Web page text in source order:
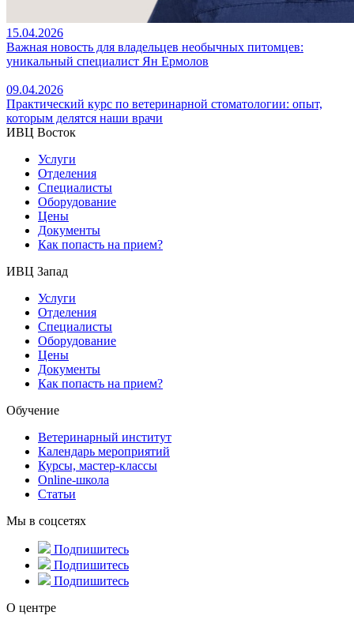
15.04.2026
Важная новость для владельцев необычных питомцев:
уникальный специалист Ян Ермолов
09.04.2026
Практический курс по ветеринарной стоматологии: опыт,
которым делятся наши врачи
ИВЦ Восток
Услуги
Отделения
Специалисты
Оборудование
Цены
Документы
Как попасть на прием?
ИВЦ Запад
Услуги
Отделения
Специалисты
Оборудование
Цены
Документы
Как попасть на прием?
Обучение
Ветеринарный институт
Календарь мероприятий
Курсы, мастер-классы
Online-школа
Статьи
Мы в соцсетях
Подпишитесь
Подпишитесь
Подпишитесь
О центре